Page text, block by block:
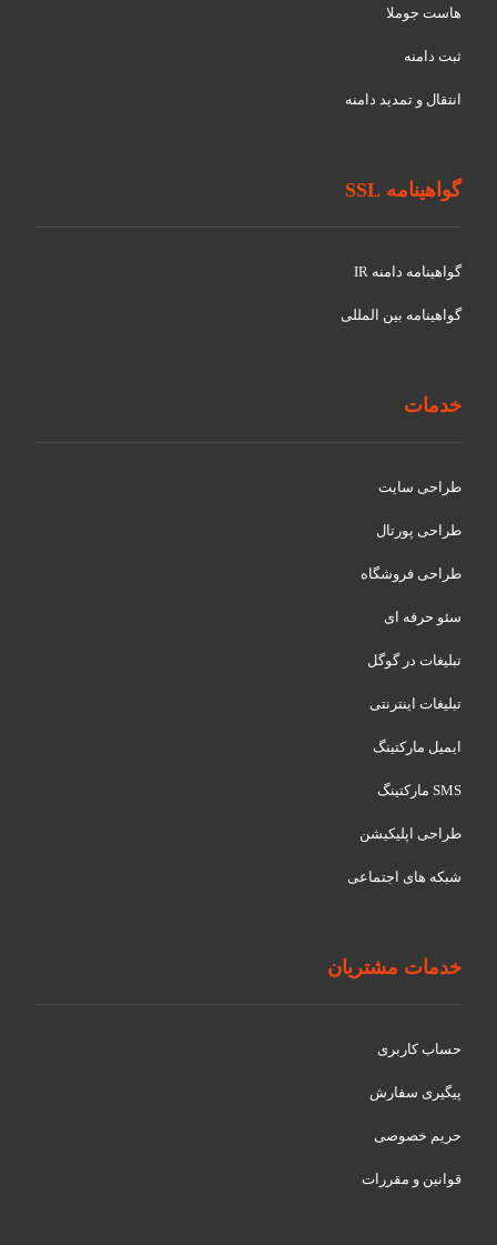
هاست جوملا
ثبت دامنه
انتقال و تمدید دامنه
گواهینامه SSL
گواهينامه دامنه IR
گواهينامه بین المللی
خدمات
طراحی سایت
طراحی پورتال
طراحی فروشگاه
سئو حرفه ای
تبلیغات در گوگل
تبلیغات اینترنتی
ایمیل مارکتینگ
SMS مارکتینگ
طراحی اپلیکیشن
شبکه های اجتماعی
خدمات مشتریان
حساب کاربری
پیگیری سفارش
حریم خصوصی
قوانین و مقررات